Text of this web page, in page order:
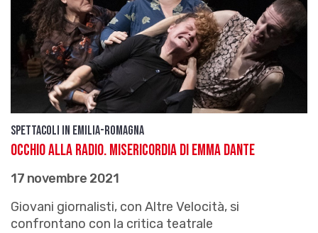
Spettacoli in Emilia-Romagna
Occhio alla radio. Misericordia di Emma Dante
17 novembre 2021
Giovani giornalisti, con Altre Velocità, si
confrontano con la critica teatrale